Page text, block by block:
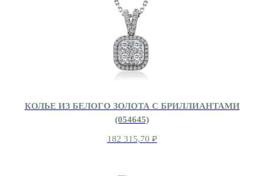
КОЛЬЕ ИЗ БЕЛОГО ЗОЛОТА С БРИЛЛИАНТАМИ
(054645)
182 315,70 ₽